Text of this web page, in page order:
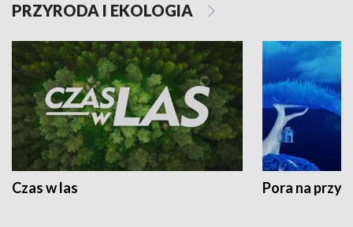
PRZYRODA I EKOLOGIA
Czas w las Pora na